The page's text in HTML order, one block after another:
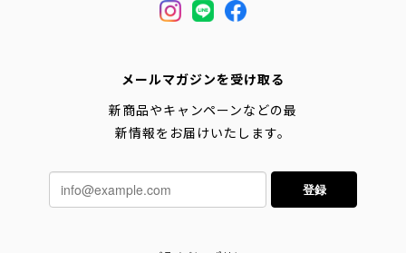
メールマガジンを受け取る
新商品やキャンペーンなどの最
新情報をお届けいたします。
登録